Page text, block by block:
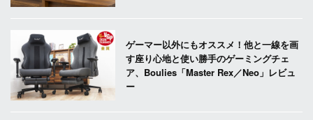
ゲーマー以外にもオススメ！他と一線を画
す座り心地と使い勝手のゲーミングチェ
ア、Boulies「Master Rex／Neo」レビュ
ー